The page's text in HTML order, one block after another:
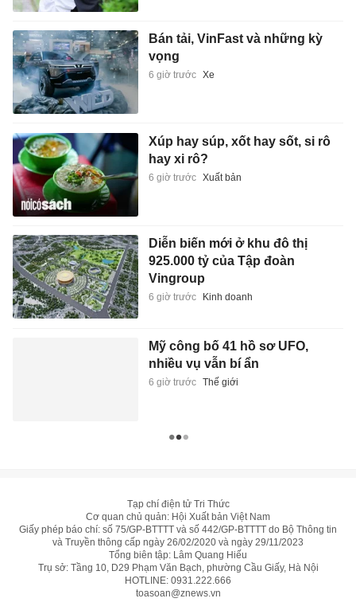
Bán tải, VinFast và những kỳ
vọng
6 giờ trước Xe
Xúp hay súp, xốt hay sốt, si rô
hay xi rô?
6 giờ trước Xuất bản
Diễn biến mới ở khu đô thị
925.000 tỷ của Tập đoàn
Vingroup
6 giờ trước Kinh doanh
Mỹ công bố 41 hồ sơ UFO,
nhiều vụ vẫn bí ẩn
6 giờ trước Thế giới
Tạp chí điện tử Tri Thức
Cơ quan chủ quản: Hội Xuất bản Việt Nam
Giấy phép báo chí: số 75/GP-BTTTT và số 442/GP-BTTTT do Bộ Thông tin
và Truyền thông cấp ngày 26/02/2020 và ngày 29/11/2023
Tổng biên tập: Lâm Quang Hiếu
Trụ sở: Tầng 10, D29 Phạm Văn Bạch, phường Cầu Giấy, Hà Nội
HOTLINE: 0931.222.666
toasoan@znews.vn